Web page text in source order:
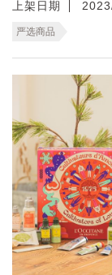
上架日期
严选商品